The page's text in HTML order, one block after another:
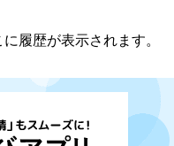
履歴が表示されます。